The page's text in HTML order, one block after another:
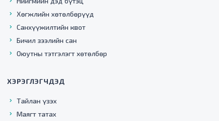
Хөгжлийн хөтөлбөрүүд
Санхүүжилтийн квот
Бичил зээлийн сан
Оюутны тэтгэлэгт хөтөлбөр
ХЭРЭГЛЭГЧДЭД
Тайлан үзэх
Маягт татах